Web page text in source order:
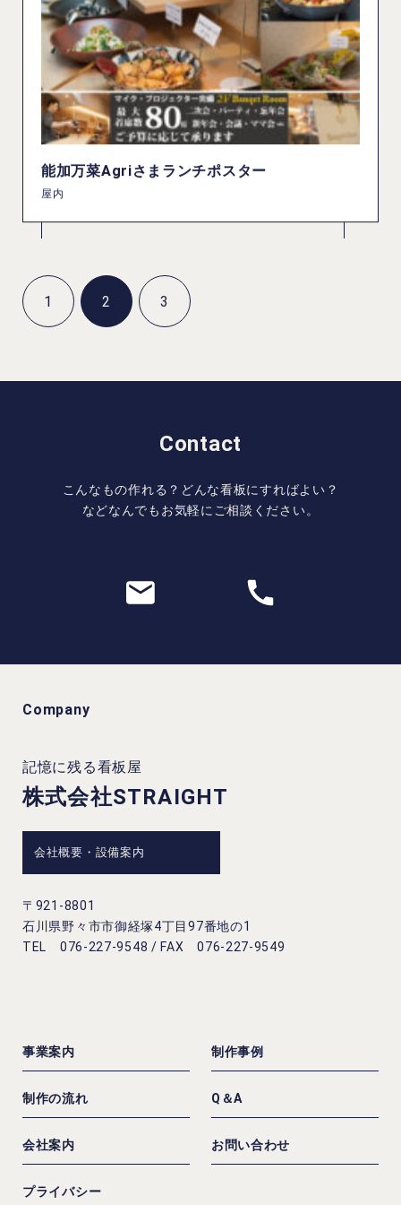
能加万菜Agriさまランチポスター
屋内
1 2 3
Contact
こんなもの作れる？どんな看板にすればよい？
などなんでもお気軽にご相談ください。
Company
記憶に残る看板屋
株式会社STRAIGHT
会社概要・設備案内
〒921-8801
石川県野々市市御経塚4丁目97番地の1
TEL 076-227-9548 / FAX 076-227-9549
事業案内 制作事例
制作の流れ Q＆A
会社案内 お問い合わせ
プライバシー